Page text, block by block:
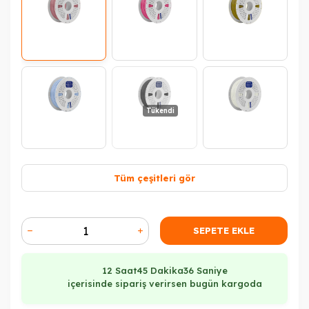
Tükendi
Tüm çeşitleri gör
SEPETE EKLE
12 Saat45 Dakika35 Saniye
içerisinde sipariş verirsen bugün kargoda